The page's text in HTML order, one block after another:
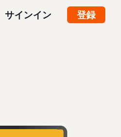
サインイン 登録